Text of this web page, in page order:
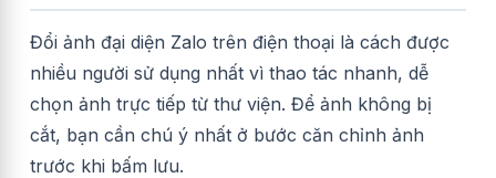
Đổi ảnh đại diện Zalo trên điện thoại là cách được
nhiều người sử dụng nhất vì thao tác nhanh, dễ
chọn ảnh trực tiếp từ thư viện. Để ảnh không bị
cắt, bạn cần chú ý nhất ở bước căn chỉnh ảnh
trước khi bấm lưu.